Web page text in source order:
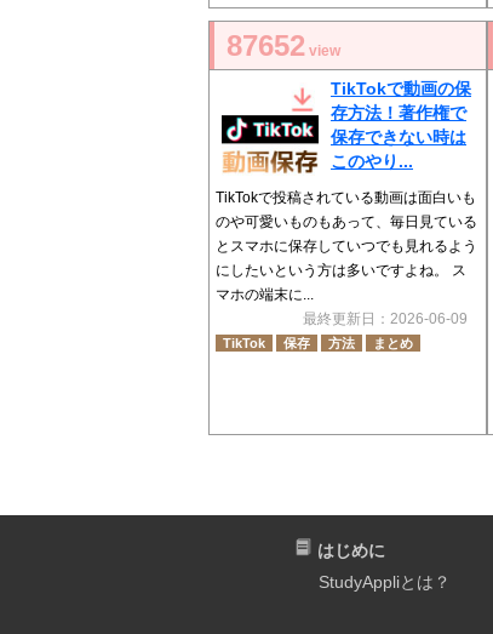
87652 view
TikTokで動画の保
存方法！著作権で
保存できない時は
このやり...
TikTokで投稿されている動画は面白いも
のや可愛いものもあって、毎日見ている
とスマホに保存していつでも見れるよう
にしたいという方は多いですよね。 ス
マホの端末に...
最終更新日：2026-06-09
TikTok 保存 方法 まとめ
はじめに
StudyAppliとは？